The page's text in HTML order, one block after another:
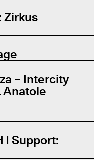
Zirkus
– Intercity
Anatole
| Support: